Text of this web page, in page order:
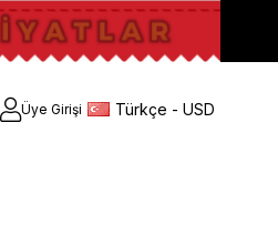
Üye Girişi Türkçe - USD